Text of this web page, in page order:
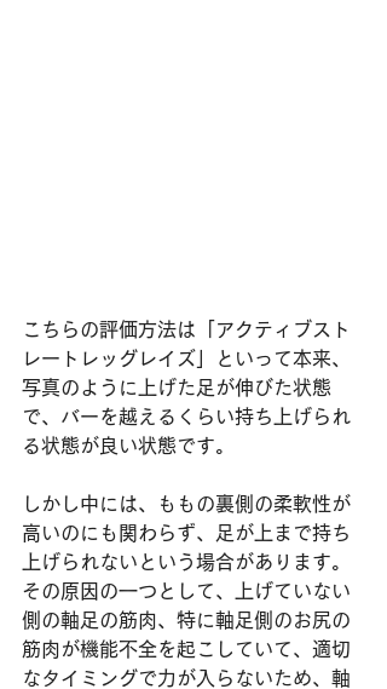
こちらの評価方法は「アクティブスト
レートレッグレイズ」といって本来、
写真のように上げた足が伸びた状態
で、バーを越えるくらい持ち上げられ
る状態が良い状態です。
しかし中には、ももの裏側の柔軟性が
高いのにも関わらず、足が上まで持ち
上げられないという場合があります。
その原因の一つとして、上げていない
側の軸足の筋肉、特に軸足側のお尻の
筋肉が機能不全を起こしていて、適切
なタイミングで力が入らないため、軸